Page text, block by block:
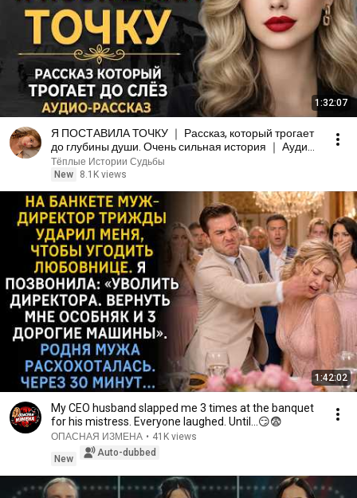
1:32:07
Я ПОСТАВИЛА ТОЧКУ ｜ Рассказ, который трогает
до глубины души. Очень сильная история ｜ Аудио
рассказ.
Тёплые Истории Судьбы
New
8.1K views
1:42:02
My CEO husband slapped me 3 times at the banquet
for his mistress. Everyone laughed. Until...😏😨
ОПАСНАЯ ИЗМЕНА • 41K views
New
Auto-dubbed